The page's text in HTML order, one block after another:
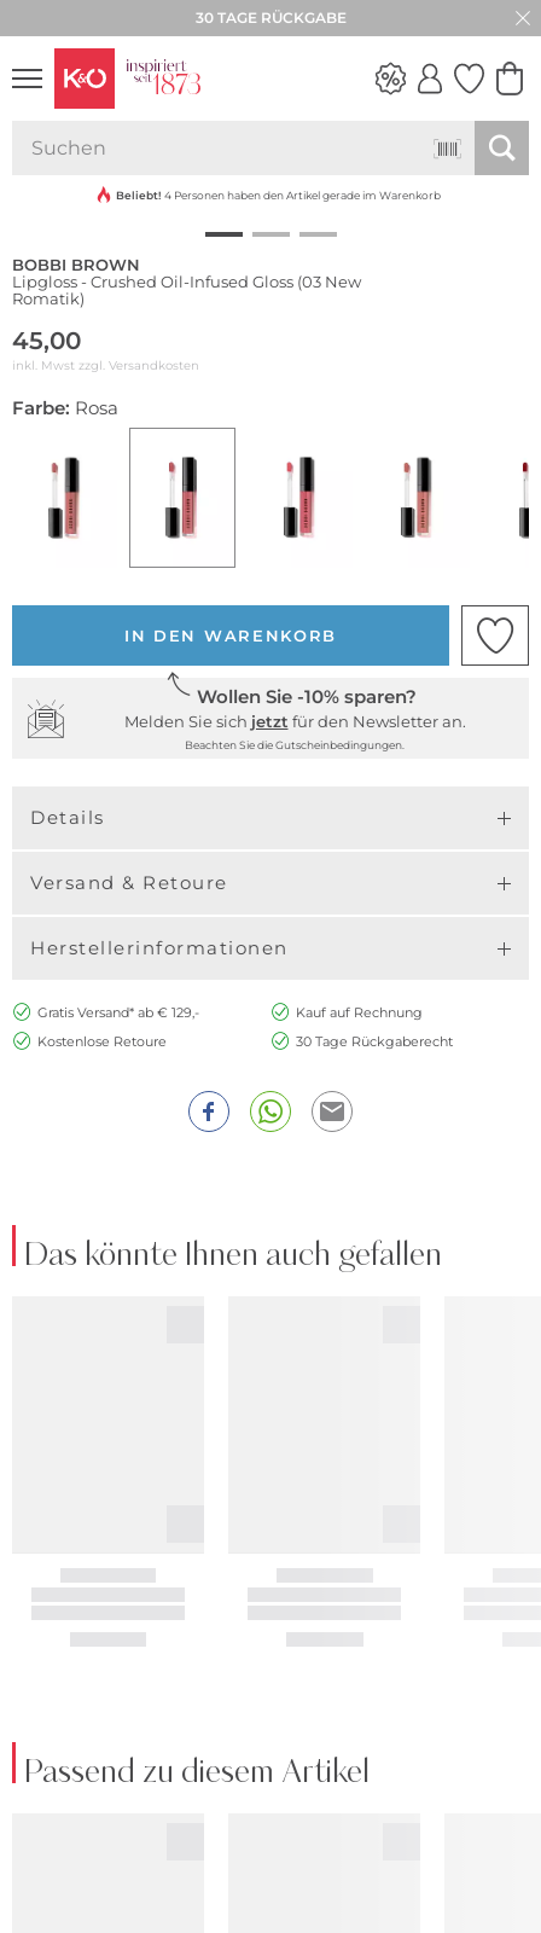
30 TAGE RÜCKGABE
VIBES
Beliebt! 4 Personen haben den Artikel gerade im Warenkorb
BOBBI BROWN
Lipgloss - Crushed Oil-Infused Gloss (03 New
Romatik)
45,00
inkl. Mwst zzgl. Versandkosten
Farbe: Rosa
IN DEN WARENKORB
Wollen Sie -10% sparen?
Melden Sie sich jetzt für den Newsletter an.
Beachten Sie die Gutscheinbedingungen.
Details
Versand & Retoure
Herstellerinformationen
Gratis Versand* ab € 129,-
Kauf auf Rechnung
Kostenlose Retoure
30 Tage Rückgaberecht
Das könnte Ihnen auch gefallen
Passend zu diesem Artikel